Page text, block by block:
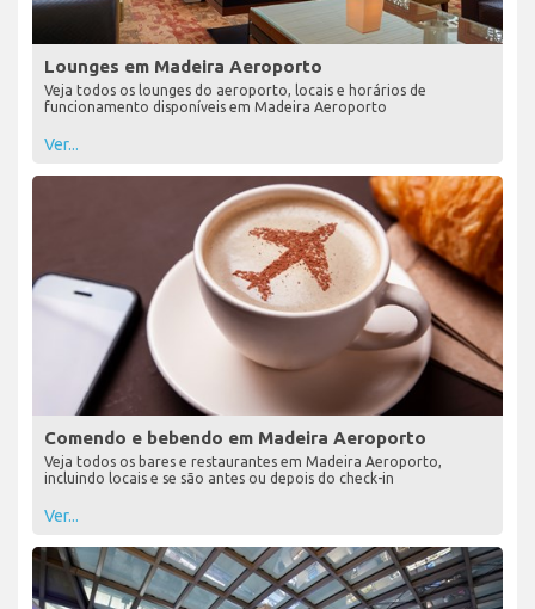
Lounges em Madeira Aeroporto
Veja todos os lounges do aeroporto, locais e horários de
funcionamento disponíveis em Madeira Aeroporto
Ver...
Comendo e bebendo em Madeira Aeroporto
Veja todos os bares e restaurantes em Madeira Aeroporto,
incluindo locais e se são antes ou depois do check-in
Ver...